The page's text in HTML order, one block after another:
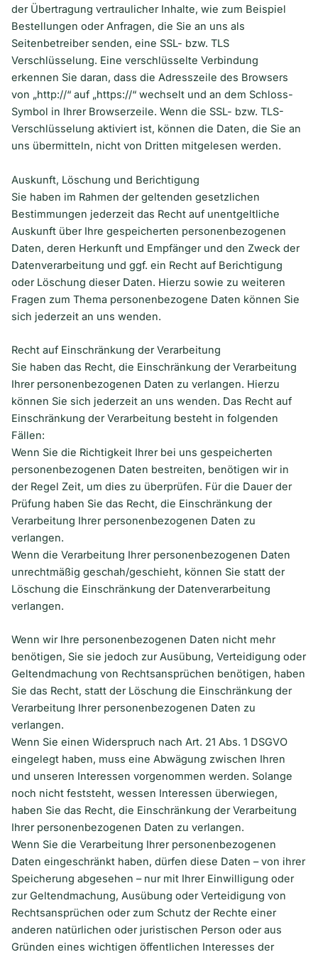
der Übertragung vertraulicher Inhalte, wie zum Beispiel
Bestellungen oder Anfragen, die Sie an uns als
Seitenbetreiber senden, eine SSL- bzw. TLS
Verschlüsselung. Eine verschlüsselte Verbindung
erkennen Sie daran, dass die Adresszeile des Browsers
von „http://“ auf „https://“ wechselt und an dem Schloss-
Symbol in Ihrer Browserzeile. Wenn die SSL- bzw. TLS-
Verschlüsselung aktiviert ist, können die Daten, die Sie an
uns übermitteln, nicht von Dritten mitgelesen werden.
Auskunft, Löschung und Berichtigung
Sie haben im Rahmen der geltenden gesetzlichen
Bestimmungen jederzeit das Recht auf unentgeltliche
Auskunft über Ihre gespeicherten personenbezogenen
Daten, deren Herkunft und Empfänger und den Zweck der
Datenverarbeitung und ggf. ein Recht auf Berichtigung
oder Löschung dieser Daten. Hierzu sowie zu weiteren
Fragen zum Thema personenbezogene Daten können Sie
sich jederzeit an uns wenden.
Recht auf Einschränkung der Verarbeitung
Sie haben das Recht, die Einschränkung der Verarbeitung
Ihrer personenbezogenen Daten zu verlangen. Hierzu
können Sie sich jederzeit an uns wenden. Das Recht auf
Einschränkung der Verarbeitung besteht in folgenden
Fällen:
Wenn Sie die Richtigkeit Ihrer bei uns gespeicherten
personenbezogenen Daten bestreiten, benötigen wir in
der Regel Zeit, um dies zu überprüfen. Für die Dauer der
Prüfung haben Sie das Recht, die Einschränkung der
Verarbeitung Ihrer personenbezogenen Daten zu
verlangen.
Wenn die Verarbeitung Ihrer personenbezogenen Daten
unrechtmäßig geschah/geschieht, können Sie statt der
Löschung die Einschränkung der Datenverarbeitung
verlangen.
Wenn wir Ihre personenbezogenen Daten nicht mehr
benötigen, Sie sie jedoch zur Ausübung, Verteidigung oder
Geltendmachung von Rechtsansprüchen benötigen, haben
Sie das Recht, statt der Löschung die Einschränkung der
Verarbeitung Ihrer personenbezogenen Daten zu
verlangen.
Wenn Sie einen Widerspruch nach Art. 21 Abs. 1 DSGVO
eingelegt haben, muss eine Abwägung zwischen Ihren
und unseren Interessen vorgenommen werden. Solange
noch nicht feststeht, wessen Interessen überwiegen,
haben Sie das Recht, die Einschränkung der Verarbeitung
Ihrer personenbezogenen Daten zu verlangen.
Wenn Sie die Verarbeitung Ihrer personenbezogenen
Daten eingeschränkt haben, dürfen diese Daten – von ihrer
Speicherung abgesehen – nur mit Ihrer Einwilligung oder
zur Geltendmachung, Ausübung oder Verteidigung von
Rechtsansprüchen oder zum Schutz der Rechte einer
anderen natürlichen oder juristischen Person oder aus
Gründen eines wichtigen öffentlichen Interesses der